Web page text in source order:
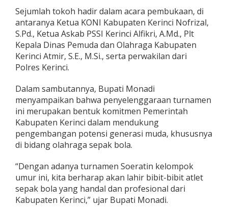
a
p
K
e
r
i
L
a
h
i
r
k
a
A
t
l
e
t
Sejumlah tokoh hadir dalam acara pembukaan, di
antaranya Ketua KONI Kabupaten Kerinci Nofrizal,
S.Pd., Ketua Askab PSSI Kerinci Alfikri, A.Md., Plt
Kepala Dinas Pemuda dan Olahraga Kabupaten
Kerinci Atmir, S.E., M.Si., serta perwakilan dari
Polres Kerinci.
Dalam sambutannya, Bupati Monadi
menyampaikan bahwa penyelenggaraan turnamen
ini merupakan bentuk komitmen Pemerintah
Kabupaten Kerinci dalam mendukung
pengembangan potensi generasi muda, khususnya
di bidang olahraga sepak bola.
“Dengan adanya turnamen Soeratin kelompok
umur ini, kita berharap akan lahir bibit-bibit atlet
sepak bola yang handal dan profesional dari
Kabupaten Kerinci,” ujar Bupati Monadi.